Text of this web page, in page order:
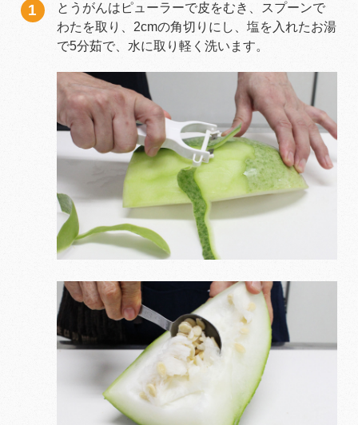
とうがんはピューラーで皮をむき、スプーンで
わたを取り、2cmの角切りにし、塩を入れたお湯
で5分茹で、水に取り軽く洗います。